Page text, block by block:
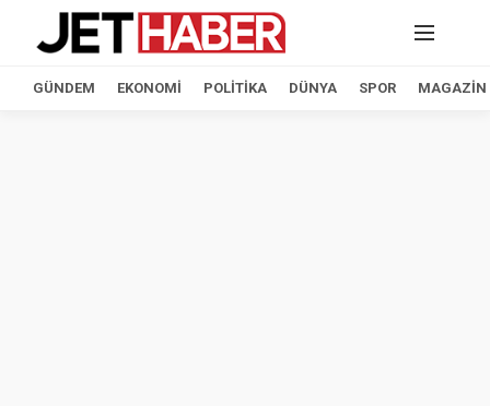
GÜNDEM EKONOMI POLITIKA DÜNYA SPOR MAGAZIN